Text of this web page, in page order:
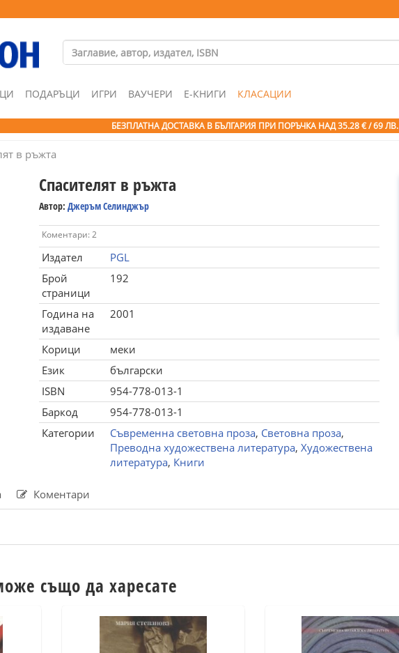
ПОДАРЪЦИ ИГРИ ВАУЧЕРИ Е-КНИГИ КЛАСАЦИИ
БЕЗПЛАТНА ДОСТАВКА В БЪЛГАРИЯ ПРИ ПОРЪЧКА НАД 35.28 € / 69 ЛВ.
в ръжта
Спасителят в ръжта
Автор: Джеръм Селинджър
Коментари: 2
Издател
PGL
Брой
страници
192
Година на
издаване
2001
Корици
меки
Език
български
ISBN
954-778-013-1
Баркод
954-778-013-1
Категории
Съвременна световна проза, Световна проза,
Преводна художествена литература, Художествена
литература, Книги
Коментари
също да харесате